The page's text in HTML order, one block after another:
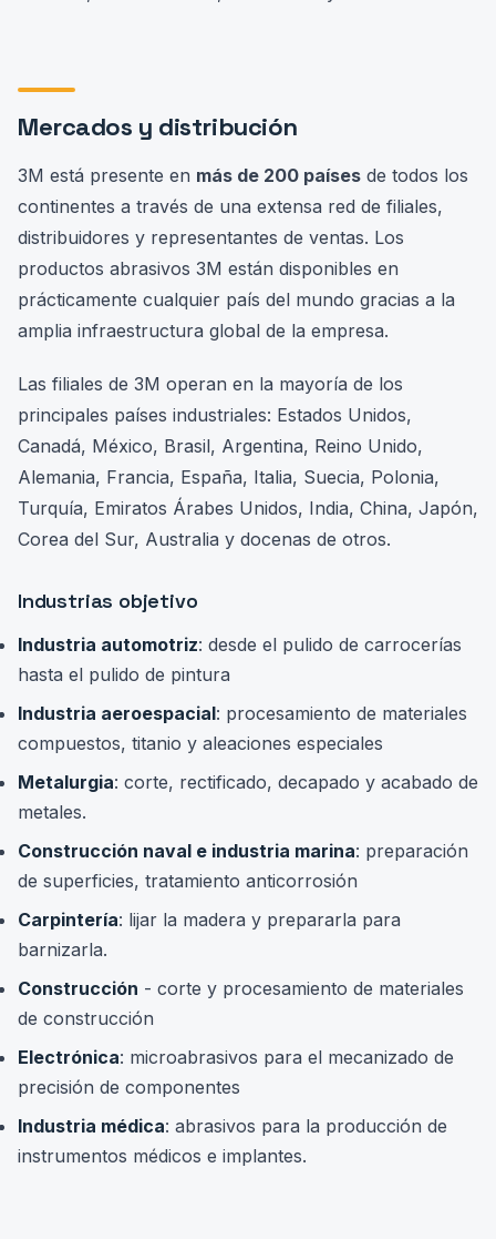
Mercados y distribución
3M está presente en más de 200 países de todos los
continentes a través de una extensa red de filiales,
distribuidores y representantes de ventas. Los
productos abrasivos 3M están disponibles en
prácticamente cualquier país del mundo gracias a la
amplia infraestructura global de la empresa.
Las filiales de 3M operan en la mayoría de los
principales países industriales: Estados Unidos,
Canadá, México, Brasil, Argentina, Reino Unido,
Alemania, Francia, España, Italia, Suecia, Polonia,
Turquía, Emiratos Árabes Unidos, India, China, Japón,
Corea del Sur, Australia y docenas de otros.
Industrias objetivo
Industria automotriz: desde el pulido de carrocerías
hasta el pulido de pintura
Industria aeroespacial: procesamiento de materiales
compuestos, titanio y aleaciones especiales
Metalurgia: corte, rectificado, decapado y acabado de
metales.
Construcción naval e industria marina: preparación
de superficies, tratamiento anticorrosión
Carpintería: lijar la madera y prepararla para
barnizarla.
Construcción - corte y procesamiento de materiales
de construcción
Electrónica: microabrasivos para el mecanizado de
precisión de componentes
Industria médica: abrasivos para la producción de
instrumentos médicos e implantes.